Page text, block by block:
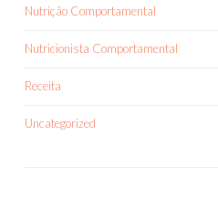
Nutrição Comportamental
Nutricionista Comportamental
Receita
Uncategorized